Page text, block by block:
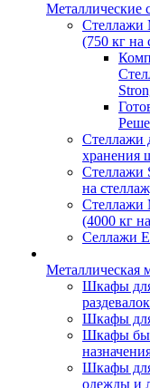
Металлические
Стеллажи
(750 кг на
Стеллажи
хранения
Стеллажи
на
Стеллажи
(4000 кг
Селлажи
Металлическая
Шкафы
Шкафы
Шкафы
Шкафы
одежды и